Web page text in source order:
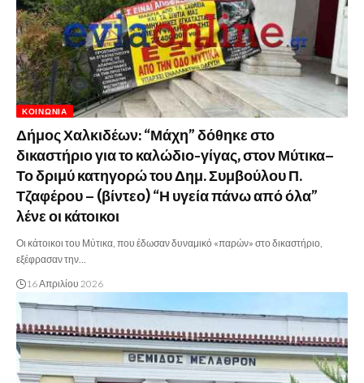
ΚΟΙΝΩΝΊΑ
Δήμος Χαλκιδέων: “Μάχη” δόθηκε στο
δικαστήριο για το καλώδιο-γίγας, στον Μύτικα–
Το δριμύ κατηγορώ του Δημ. Συμβούλου Π.
Τζαφέρου – (βίντεο) “Η υγεία πάνω από όλα”
λένε οι κάτοικοι
Οι κάτοικοι του Μύτικα, που έδωσαν δυναμικό «παρών» στο δικαστήριο,
εξέφρασαν την…
16 Απριλίου 2026